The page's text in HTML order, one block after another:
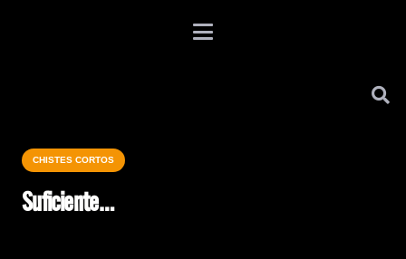
CHISTES CORTOS
Suficiente…